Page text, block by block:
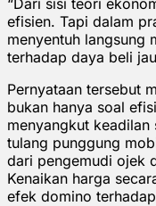
efisien. Tapi dalam
menyentuh langsung
terhadap daya beli
Pernyataan tersebut
bukan hanya soal
menyangkut keadilan
tulang punggung
dari pengemudi ojek
Kenaikan harga
efek domino